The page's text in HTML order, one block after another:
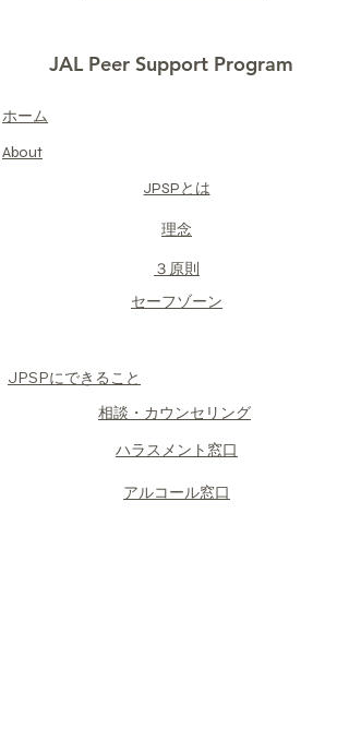
JAL Peer Support Program
​ホーム
About
JPSPとは
​理念
​３原則
​セーフゾーン
JPSPにできること
​相談・カウンセリング
​ハラスメント窓口
​アルコール窓口